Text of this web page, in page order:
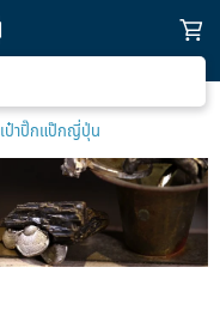
เป๋าปิ๊กแป๊กญี่ปุ่น